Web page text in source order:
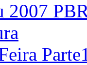
2007